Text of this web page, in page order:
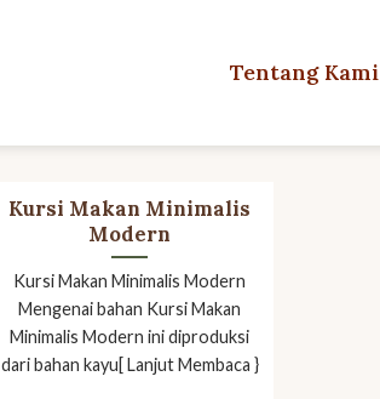
Tentang Kami
Kursi Makan Minimalis
Modern
Kursi Makan Minimalis Modern
Mengenai bahan Kursi Makan
Minimalis Modern ini diproduksi
dari bahan kayu[ Lanjut Membaca }